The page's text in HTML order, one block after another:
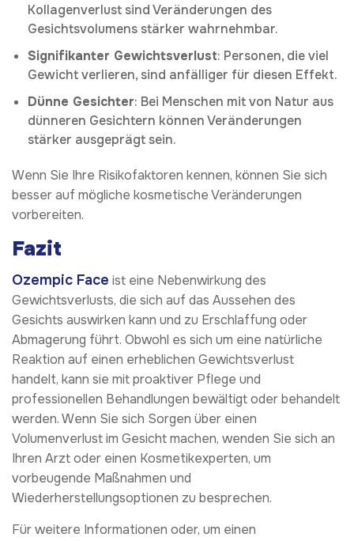
Kollagenverlust sind Veränderungen des
Gesichtsvolumens stärker wahrnehmbar.
Signifikanter Gewichtsverlust: Personen, die viel
Gewicht verlieren, sind anfälliger für diesen Effekt.
Dünne Gesichter: Bei Menschen mit von Natur aus
dünneren Gesichtern können Veränderungen
stärker ausgeprägt sein.
Wenn Sie Ihre Risikofaktoren kennen, können Sie sich
besser auf mögliche kosmetische Veränderungen
vorbereiten.
Fazit
Ozempic Face ist eine Nebenwirkung des
Gewichtsverlusts, die sich auf das Aussehen des
Gesichts auswirken kann und zu Erschlaffung oder
Abmagerung führt. Obwohl es sich um eine natürliche
Reaktion auf einen erheblichen Gewichtsverlust
handelt, kann sie mit proaktiver Pflege und
professionellen Behandlungen bewältigt oder behandelt
werden. Wenn Sie sich Sorgen über einen
Volumenverlust im Gesicht machen, wenden Sie sich an
Ihren Arzt oder einen Kosmetikexperten, um
vorbeugende Maßnahmen und
Wiederherstellungsoptionen zu besprechen.
Für weitere Informationen oder, um einen